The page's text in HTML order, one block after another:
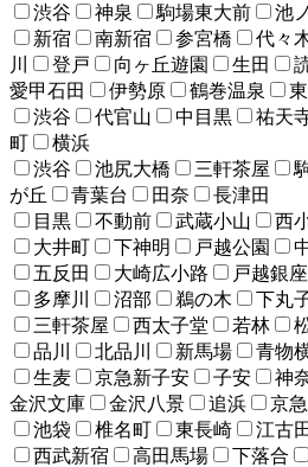
渋谷
神泉 駒場東大前 池
新宿
南新宿 参宮橋 代々
川
登戸 向ヶ丘遊園 生田
愛甲石田
伊勢原 鶴巻温泉
渋谷
代官山 中目黒 祐天
町
横浜
渋谷
池尻大橋 三軒茶屋
が丘
青葉台 田奈
長津田
目黒
不動前 武蔵小山 西
大井町
下神明 戸越公園
五反田
大崎広小路 戸越銀座
多摩川
沼部 鵜の木 下丸
三軒茶屋
西太子堂 若林
品川
北品川 新馬場 青物
生麦
京急新子安 子安 神
金沢文庫
金沢八景 追浜 京
池袋
椎名町 東長崎 江古田
西武新宿
高田馬場 下落合